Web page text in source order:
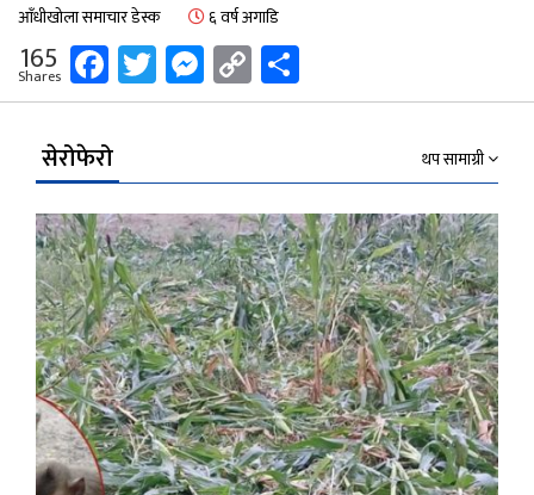
आँधीखोला समाचार डेस्क ६ वर्ष अगाडि
165
Shares Facebook
Twitter
Messenger
Copy
Link
सेरोफेरो थप सामाग्री